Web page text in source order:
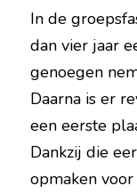
In de
dan vier jaar
genoegen
Daarna is er
een eerste
Dankzij die
opmaken